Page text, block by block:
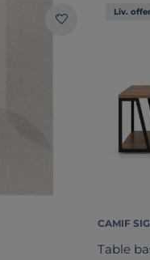
Liv.
CAMIF
Table